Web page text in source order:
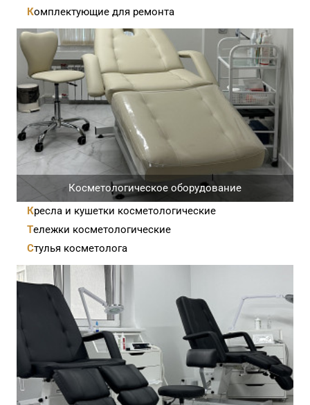
Комплектующие для ремонта
Косметологическое оборудование
Кресла и кушетки косметологические
Тележки косметологические
Стулья косметолога